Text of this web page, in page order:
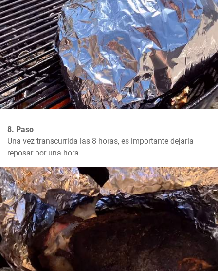
8. Paso
Una vez transcurrida las 8 horas, es importante dejarla
reposar por una hora.